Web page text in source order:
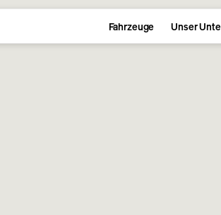
Fahrzeuge Unser